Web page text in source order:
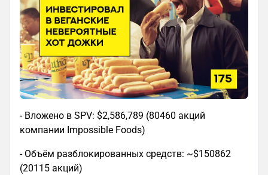
- Вложено в SPV: $2,586,789 (80460 акций
компании Impossible Foods)
- Объём разблокированных средств: ~$150862
(20115 акций)